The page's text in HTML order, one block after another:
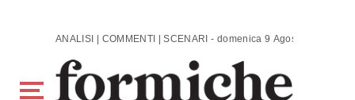
Skip to main content ANALISI | COMMENTI | SCENARI - domenica 9 Agosto 2026